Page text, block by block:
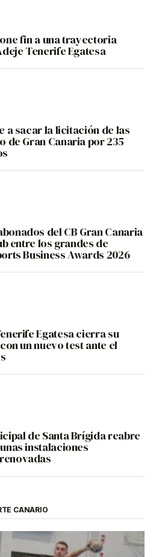
fin a una trayectoria
Tenerife Egatesa
a sacar la licitación de las
de Gran Canaria por 235
del CB Gran Canaria
entre los grandes de
Business Awards 2026
Egatesa cierra su
un nuevo test ante el
de Santa Brígida reabre
instalaciones
CANARIO